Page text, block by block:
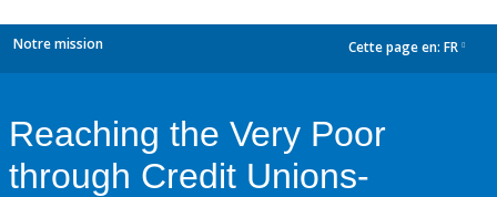
Notre mission Cette page en: FR
Reaching the Very Poor
through Credit Unions-